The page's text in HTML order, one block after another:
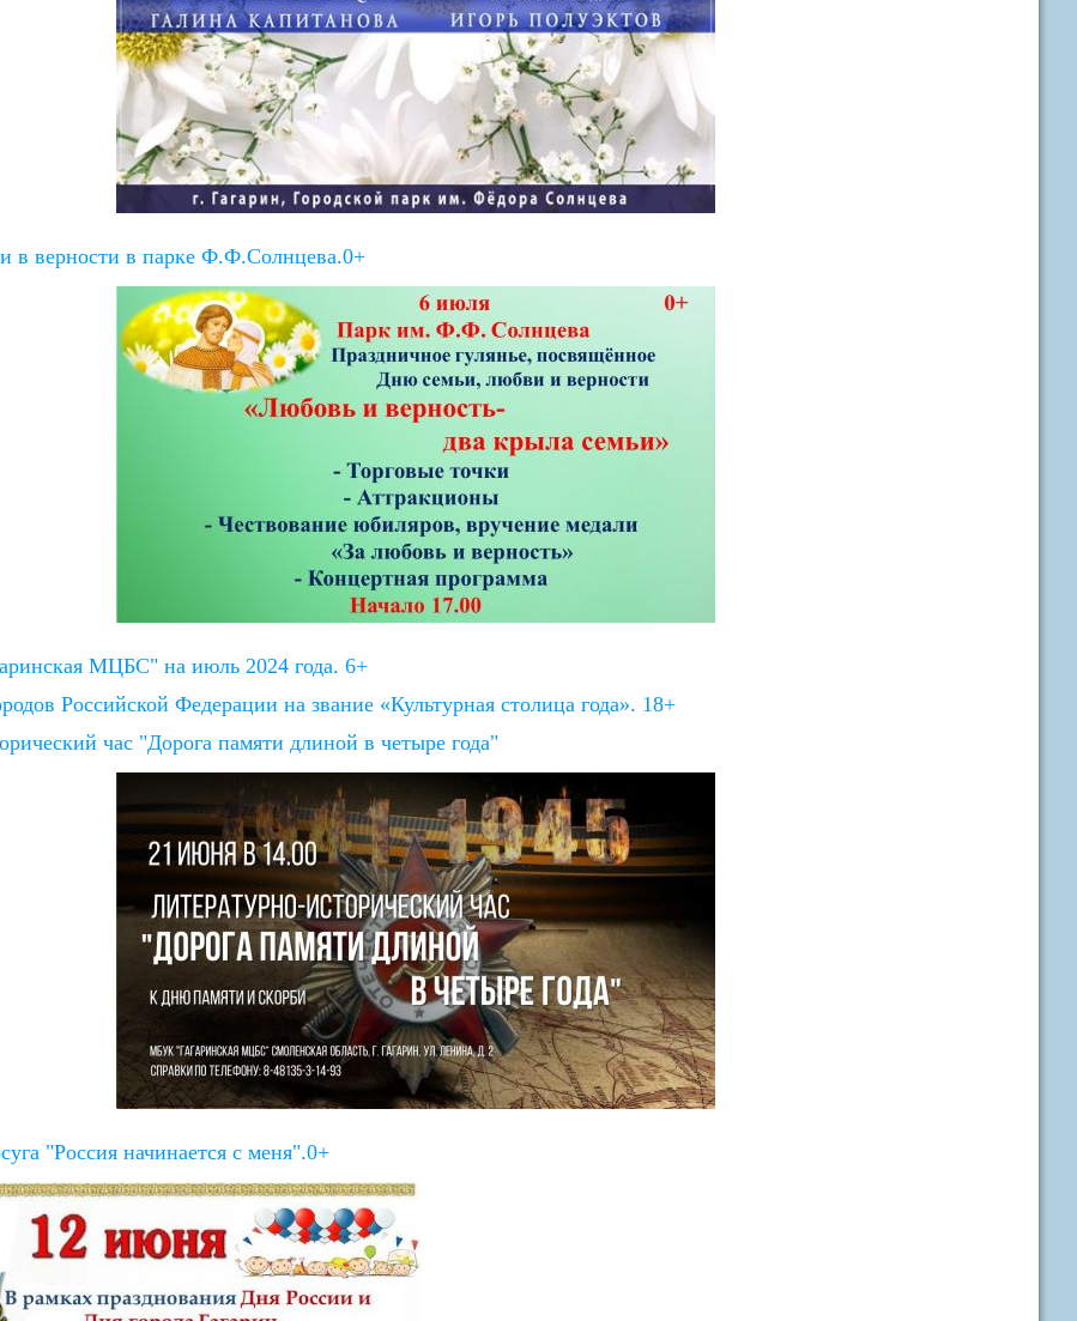
в верности в парке Ф.Ф.Солнцева.0+
МЦБС" на июль 2024 года. 6+
Российской Федерации на звание «Культурная столица года». 18+
час "Дорога памяти длиной в четыре года"
"Россия начинается с меня".0+